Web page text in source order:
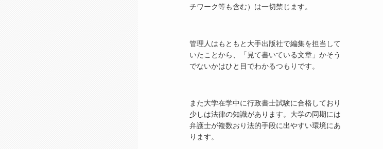
チワーク等も含む）は一切禁じます。
管理人はもともと大手出版社で編集を担当して
いたことから、「見て書いている文章」かそう
でないかはひと目でわかるつもりです。
また大学在学中に行政書士試験に合格しており
少しは法律の知識があります。大学の同期には
弁護士が複数おり法的手段に出やすい環境にあ
ります。